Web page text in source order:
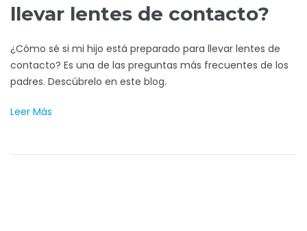
llevar lentes de contacto?
¿Cómo sé si mi hijo está preparado para llevar lentes de
contacto? Es una de las preguntas más frecuentes de los
padres. Descúbrelo en este blog.
Leer Más